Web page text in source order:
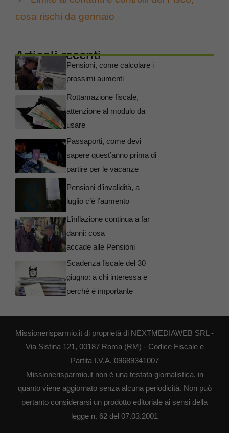
cosa rischi da gennaio
Articoli recenti
Pensioni, come calcolare i
prossimi aumenti
Rottamazione fiscale,
attenzione al modulo da
usare
Passaporti, come devi
sapere quest’anno prima di
partire per le vacanze
Pensioni d’invalidità, a
luglio c’è l’aumento
L’inflazione continua a far
danni: cosa
accade alle Pensioni
Scadenza fiscale del 30
giugno: a chi interessa e
perché è importante
Missionerisparmio.it di proprietà di NEXTMEDIAWEB SRL -
Via Sistina 121, 00187 Roma (RM) - Codice Fiscale e
Partita I.V.A. 09689341007
Missionerisparmio.it non è una testata giornalistica, in
quanto viene aggiornato senza alcuna periodicità. Non può
pertanto considerarsi un prodotto editoriale ai sensi della
legge n. 62 del 07.03.2001